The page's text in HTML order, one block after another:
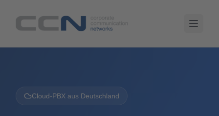
Cloud-PBX aus Deutschland